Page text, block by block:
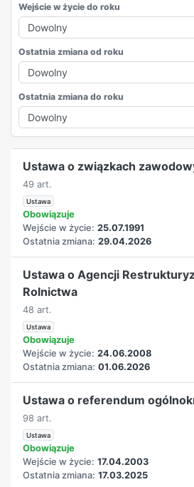
Wejście w życie do roku
Ostatnia zmiana od roku
Ostatnia zmiana do roku
Ustawa o związkach
49 art.
Ustawa
Obowiązuje
Wejście w życie: 25.07.1991
Ostatnia zmiana: 29.04.2026
Ustawa o Agencji
Rolnictwa
48 art.
Ustawa
Obowiązuje
Wejście w życie: 24.06.2008
Ostatnia zmiana: 01.06.2026
Ustawa o referendum
98 art.
Ustawa
Obowiązuje
Wejście w życie: 17.04.2003
Ostatnia zmiana: 17.03.2025